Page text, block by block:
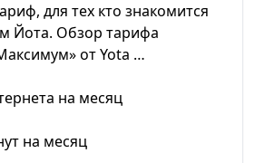
для тех кто знакомится
Йота. Обзор тарифа
от Yota …
на месяц
на месяц